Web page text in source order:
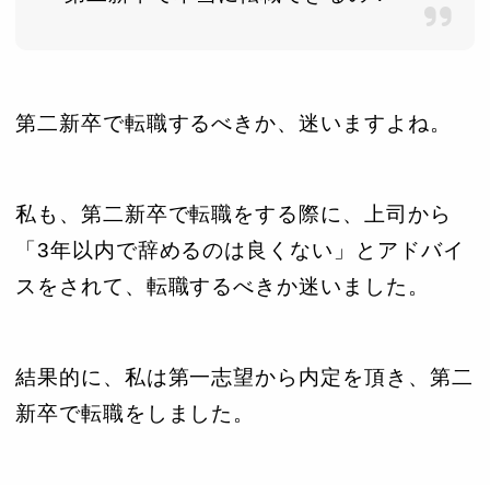
第二新卒で転職するべきか、迷いますよね。
私も、第二新卒で転職をする際に、上司から
「3年以内で辞めるのは良くない」とアドバイ
スをされて、転職するべきか迷いました。
結果的に、私は第一志望から内定を頂き、第二
新卒で転職をしました。